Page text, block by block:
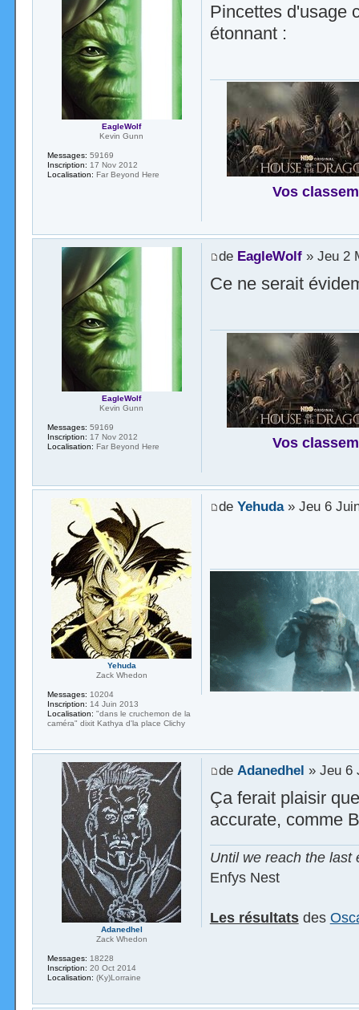
Pincettes d'usage
étonnant :
Vos
EagleWolf
Kevin Gunn
Messages: 59169
Inscription: 17 Nov 2012
Localisation: Far Beyond Here
de EagleWolf» Jeu 2
Ce ne serait
Vos
EagleWolf
Kevin Gunn
Messages: 59169
Inscription: 17 Nov 2012
Localisation: Far Beyond Here
de Yehuda» Jeu 6
Yehuda
Zack Whedon
Messages: 10204
Inscription: 14 Juin 2013
Localisation: "dans le cruchemon de la
caméra" dixit Kathya d'la place Clichy
de Adanedhel » Jeu 6
Ça ferait plaisir
accurate, comme
Until we reach the last
Enfys Nest
Les résultatsdes
Adanedhel
Zack Whedon
Messages: 18228
Inscription: 20 Oct 2014
Localisation: (Ky)Lorraine